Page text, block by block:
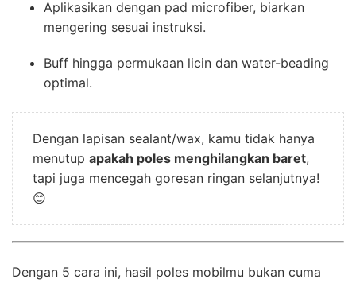
Aplikasikan dengan pad microfiber, biarkan
mengering sesuai instruksi.
Buff hingga permukaan licin dan water-beading
optimal.
Dengan lapisan sealant/wax, kamu tidak hanya
menutup apakah poles menghilangkan baret,
tapi juga mencegah goresan ringan selanjutnya!
😊
Dengan 5 cara ini, hasil poles mobilmu bukan cuma